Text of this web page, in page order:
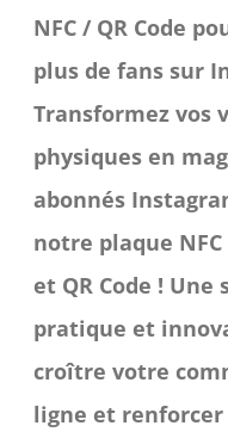
NFC / QR Code
plus de fans sur
Transformez vos
physiques en
abonnés
notre plaque
et QR Code ! Une
pratique et
croître votre
ligne et